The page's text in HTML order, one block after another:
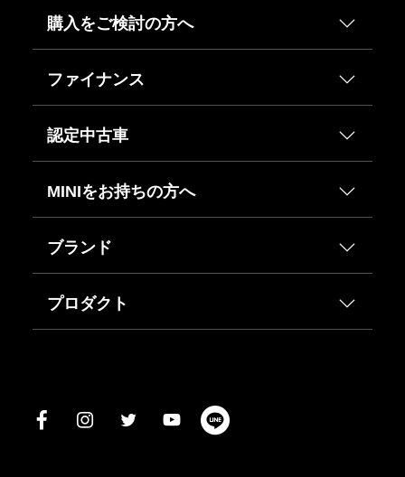
購入をご検討の方へ
ファイナンス
認定中古車
MINIをお持ちの方へ
ブランド
プロダクト